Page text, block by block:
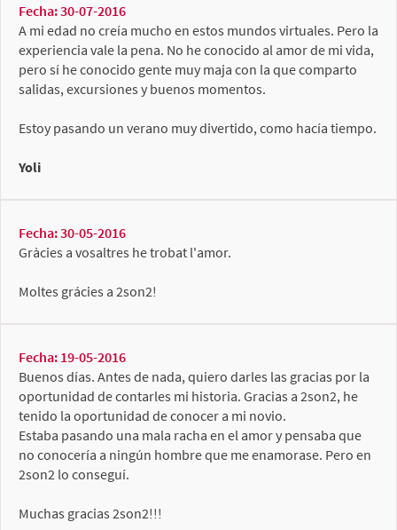
Fecha: 30-07-2016
A mi edad no creía mucho en estos mundos virtuales. Pero la
experiencia vale la pena. No he conocido al amor de mi vida,
pero sí he conocido gente muy maja con la que comparto
salidas, excursiones y buenos momentos.
Estoy pasando un verano muy divertido, como hacía tiempo.
Yoli
Fecha: 30-05-2016
Gràcies a vosaltres he trobat l'amor.
Moltes grácies a 2son2!
Fecha: 19-05-2016
Buenos días. Antes de nada, quiero darles las gracias por la
oportunidad de contarles mi historia. Gracias a 2son2, he
tenido la oportunidad de conocer a mi novio.
Estaba pasando una mala racha en el amor y pensaba que
no conocería a ningún hombre que me enamorase. Pero en
2son2 lo conseguí.
Muchas gracias 2son2!!!